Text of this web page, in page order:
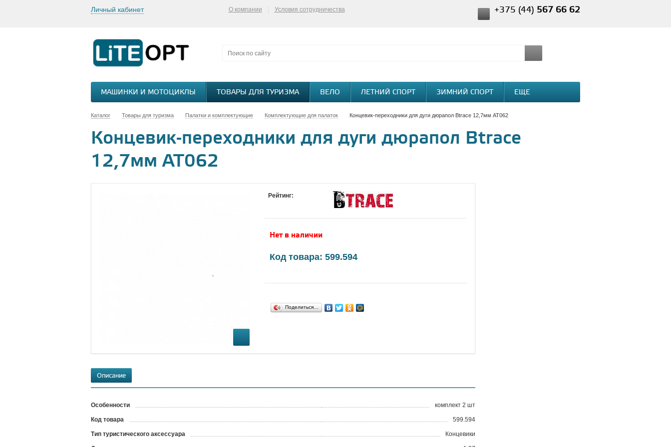
Личный кабинет О компании Условия сотрудничества +375 (44) 567 66 62
МАШИНКИ И МОТОЦИКЛЫ ТОВАРЫ ДЛЯ ТУРИЗМА ВЕЛО ЛЕТНИЙ СПОРТ ЗИМНИЙ СПОРТ ЕЩЕ
Каталог Товары для туризма Палатки и комплектующие Комплектующие для палаток Концевик-переходники для дуги дюрапол Btrace 12,7мм AT062
Концевик-переходники для дуги дюрапол Btrace
12,7мм AT062
Рейтинг:
Нет в наличии
Код товара: 599.594
Поделиться…
Описание
Особенности комплект 2 шт
Код товара 599.594
Тип туристического аксессуара Концевики